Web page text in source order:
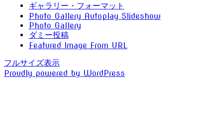
ギャラリー・フォーマット
Photo Gallery Autoplay Slideshow
Photo Gallery
ダミー投稿
Featured Image From URL
フルサイズ表示
Proudly powered by WordPress